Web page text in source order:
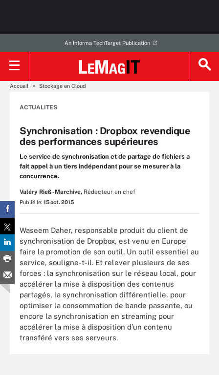
An Informa TechTarget Publication
Accueil Stockage en Cloud
ACTUALITES
Synchronisation : Dropbox revendique
des performances supérieures
Le service de synchronisation et de partage de fichiers a
fait appel à un tiers indépendant pour se mesurer à la
concurrence.
Valéry Rieß-Marchive, Rédacteur en chef
Publié le: 15 oct. 2015
Waseem Daher, responsable produit du client de
synchronisation de Dropbox, est venu en Europe
faire la promotion de son outil. Un outil essentiel au
service, souligne-t-il. Et relever plusieurs de ses
forces : la synchronisation sur le réseau local, pour
accélérer la mise à disposition des contenus
partagés, la synchronisation différentielle, pour
optimiser la consommation de bande passante, ou
encore la synchronisation en streaming pour
accélérer la mise à disposition d’un contenu
transféré vers ses serveurs.